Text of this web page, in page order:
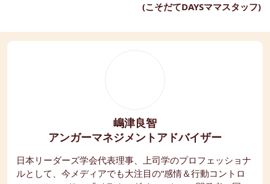
(こそだてDAYSママスタッフ)
嶋津良智
アンガーマネジメントアドバイザー
日本リーダーズ学会代表理事、上司学のプロフェッショナ
ルとして、今メディアでも大注目の“感情＆行動コントロ